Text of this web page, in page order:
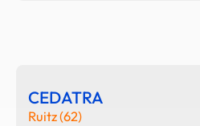
CEDATRA
Ruitz (62)